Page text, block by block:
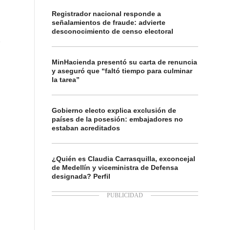
Registrador nacional responde a
señalamientos de fraude: advierte
desconocimiento de censo electoral
MinHacienda presentó su carta de renuncia
y aseguró que “faltó tiempo para culminar
la tarea”
Gobierno electo explica exclusión de
países de la posesión: embajadores no
estaban acreditados
¿Quién es Claudia Carrasquilla, exconcejal
de Medellín y viceministra de Defensa
designada? Perfil